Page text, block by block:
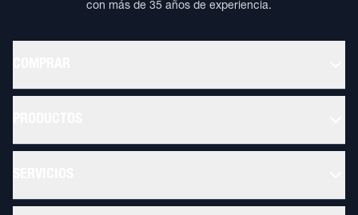
con más de 35 años de experiencia.